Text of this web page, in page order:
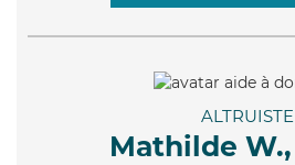
ALTRUISTE
Mathilde W.,